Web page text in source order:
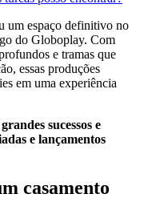
um espaço definitivo no
do Globoplay. Com
e tramas que
essas produções
em uma experiência
sucessos e
e lançamentos
casamento